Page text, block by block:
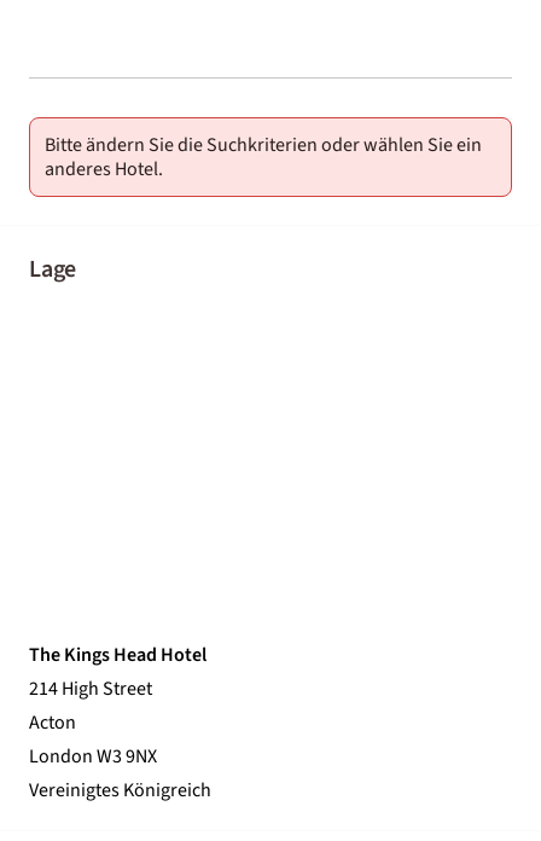
01-02
Bitte ändern Sie die Suchkriterien oder wählen Sie ein
anderes Hotel.
Lage
The Kings Head Hotel
214 High Street
Acton
London W3 9NX
Vereinigtes Königreich